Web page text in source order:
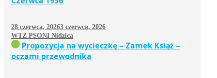
28 czerwca, 20263 czerwca, 2026
WTZ PSONI Nidzica
Propozycja na wycieczkę – Zamek Książ –
oczami przewodnika